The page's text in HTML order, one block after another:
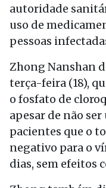
autoridade
uso de
pessoas
Zhong Nanshan
terça-feira (18),
o fosfato de
apesar de não
pacientes que o
negativo para o
dias, sem efeitos